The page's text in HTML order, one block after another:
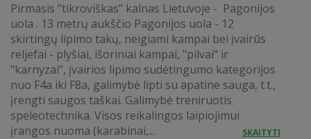
Pirmasis "tikroviškas" kalnas Lietuvoje - Pagonijos
uola . 13 metrų aukščio Pagonijos uola - 12
skirtingų lipimo takų, neigiami kampai bei įvairūs
reljefai - plyšiai, išoriniai kampai, "pilvai" ir
"karnyzai", įvairios lipimo sudėtingumo kategorijos
nuo F4a iki F8a, galimybė lipti su apatine sauga, t.t.,
įrengti saugos taškai. Galimybė treniruotis
speleotechnika. Visos reikalingos laipiojimui
įrangos nuoma (karabinai,...
SKAITYTI